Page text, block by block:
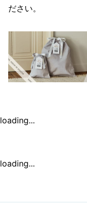
ださい。
loading...
loading...